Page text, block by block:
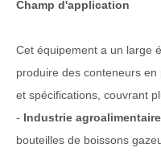
Champ d'application
Cet équipement a un large
produire des conteneurs
et spécifications, couvrant
- Industrie agroalimentaire
bouteilles de boissons